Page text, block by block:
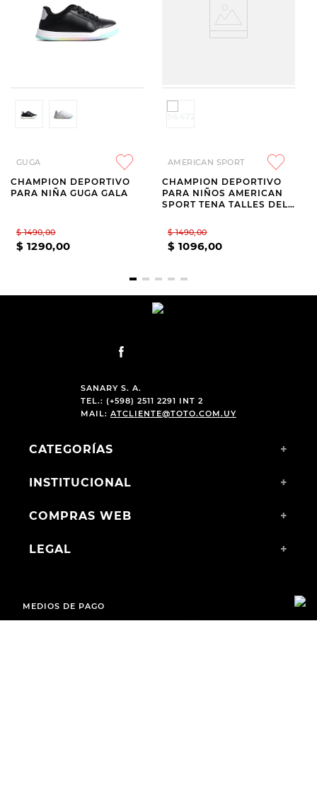
GUGA
CHAMPION DEPORTIVO
PARA NIÑA GUGA GALA
$ 1490,00
$ 1290,00
AMERICAN SPORT
CHAMPION DEPORTIVO
PARA NIÑOS AMERICAN
SPORT TENA TALLES DEL
$ 1490,00
$ 1096,00
SANARY S. A.
TEL.: (+598) 2511 2291 INT 2
MAIL: ATCLIENTE@TOTO.COM.UY
CATEGORÍAS +
INSTITUCIONAL +
COMPRAS WEB +
LEGAL +
MEDIOS DE PAGO